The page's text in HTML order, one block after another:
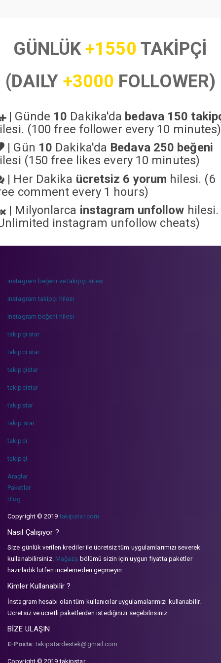
GÜNLÜK+1550 TAKİPÇİ
(DAILY +3000 FOLLOWER)
| Günde 10 Dakika'da bedava 150
(100 free follower every 10 minutes)
| Gün 10 Dakika'da Bedava 250 beğeni
(150 free likes every 10 minutes)
| Her Dakika ücretsiz 6 yorum hilesi. (6
comment every 1 hours)
| Milyonlarca instagram unfollow hilesi.
instagram unfollow cheats)
instagram beğeni ve takipçi sitesi
instagram takipçi hilesi
instagram beğeni hilesi
takipçi star
takipci star
takipçistar
takipcistar
takipstar
takip star
takipci
takipçi
Araçlar
Paketler
Blog
Copyright © 2019takipstar.com
Nasıl Çalışıyor ?
Size günlük verilen krediler ile ücretsiz tüm uygulamlarımızı severek
kullanabilirsiniz. Mağaza bölümü sizin için uygun fiyatta paketler
hazırladık lütfen incelemeden geçmeyin.
Kimler Kullanabilir ?
İnstagram hesabı olan tüm kullanıcılar uygulamalarımızı kullanabilir.
Ücretsiz ve ücretli paketlerden istediğinizi seçebilirsiniz.
BİZE ULAŞIN
E-Posta: takipstardestek@gmail.com
Copyright © 2019 takipstar.